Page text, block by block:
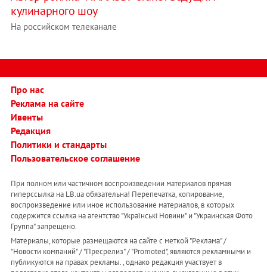
кулинарного шоу
На российском телеканале
Про нас
Реклама на сайте
Ивенты
Редакция
Политики и стандарты
Пользовательское соглашение
При полном или частичном воспроизведении материалов прямая
гиперссылка на LB.ua обязательна! Перепечатка, копирование,
воспроизведение или иное использование материалов, в которых
содержится ссылка на агентство "Українськi Новини" и "Украинская Фото
Группа" запрещено.
Материалы, которые размещаются на сайте с меткой "Реклама" /
"Новости компаний" / "Пресрелиз" / "Promoted", являются рекламными и
публикуются на правах рекламы. , однако редакция участвует в